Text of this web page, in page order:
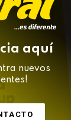
aquí
nuevos